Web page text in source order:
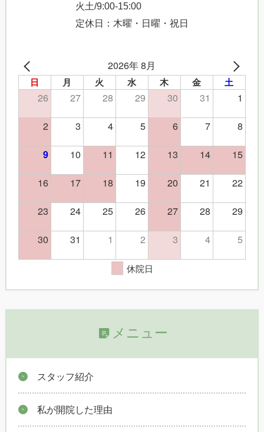
火土/9:00-15:00
定休日：木曜・日曜・祝日
2026年 8月
日 月 火 水 木 金 土
26 27 28 29 30 31
1
2
3 4 5 6 7 8
9 10 11 12 13 14
15
16
17 18 19 20 21
22
23
24 25 26 27 28
29
30
31 1 2 3 4 5
休院日
メニュー
スタッフ紹介
私が開院した理由